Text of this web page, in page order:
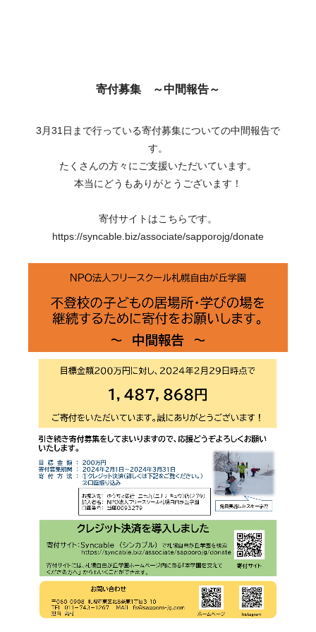
寄付募集 ～中間報告～
3月31日まで行っている寄付募集についての中間報告で
す。
たくさんの方々にご支援いただいています。
本当にどうもありがとうございます！
寄付サイトはこちらです。
https://syncable.biz/associate/sapporojg/donate